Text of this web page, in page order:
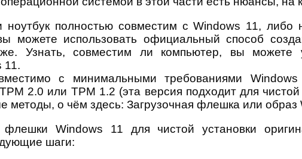
полностью совместим с Windows 11, либо
можете использовать официальный способ
Узнать, совместим ли компьютер, вы можете
11.
с минимальными требованиями
2.0 или TPM 1.2 (эта версия подходит для
методы, о чём здесь: Загрузочная флешка или
флешки Windows 11 для чистой установки
шаги: